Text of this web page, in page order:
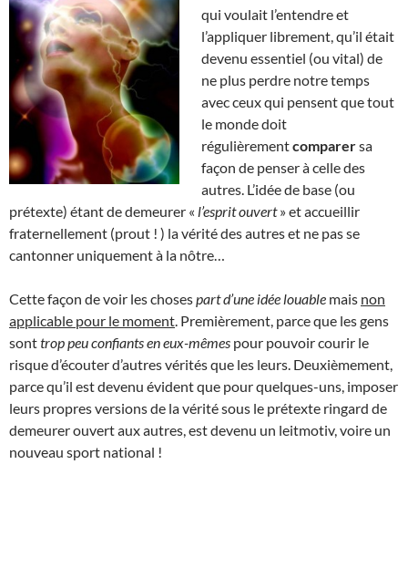
qui voulait l’entendre et
l’appliquer librement, qu’il était
devenu essentiel (ou vital) de
ne plus perdre notre temps
avec ceux qui pensent que tout
le monde doit
régulièrementcomparersa
façon de penser à celle des
autres. L’idée de base (ou
prétexte) étant de demeurer « l’esprit ouvert» et accueillir
fraternellement (prout ! ) la vérité des autres et ne pas se
cantonner uniquement à la nôtre…
Cette façon de voir les chosespart d’une idée louable mais non
applicable pour le moment . Premièrement, parce que les gens
sonttrop peu confiants en eux-mêmes pour pouvoir courir le
risque d’écouter d’autres vérités que les leurs. Deuxièmement,
parce qu’il est devenu évident que pour quelques-uns, imposer
leurs propres versions de la vérité sous le prétexte ringard de
demeurer ouvert aux autres, est devenu un leitmotiv, voire un
nouveau sport national !